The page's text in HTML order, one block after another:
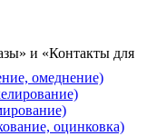
омеднение)
оцинковка)
и «Контакты для